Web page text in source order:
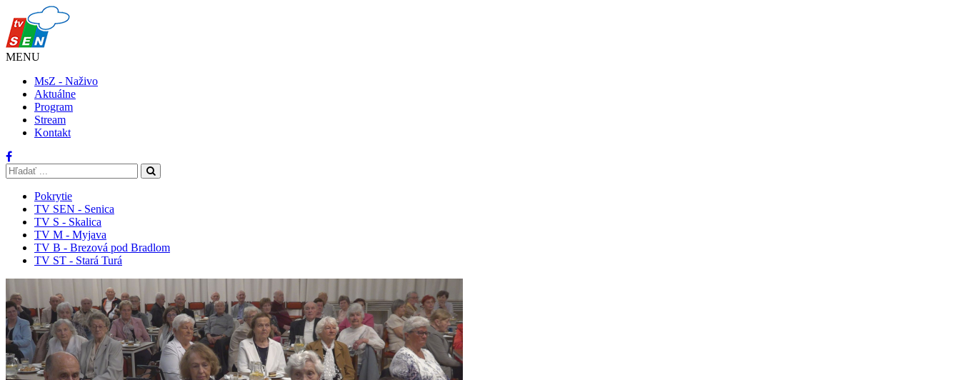
MENU
MsZ - Naživo
Aktuálne
Program
Stream
Kontakt
Pokrytie
TV SEN - Senica
TV S - Skalica
TV M - Myjava
TV B - Brezová pod Bradlom
TV ST - Stará Turá